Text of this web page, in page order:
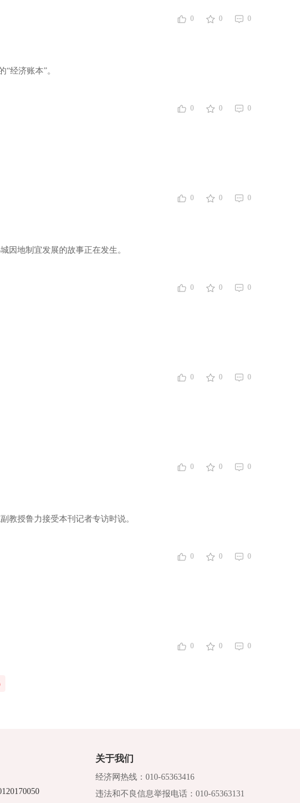
0 0 0
经济账本”。
0 0 0
0 0 0
因地制宜发展的故事正在发生。
0 0 0
0 0 0
0 0 0
教授鲁力接受本刊记者专访时说。
0 0 0
0 0 0
关于我们
经济网热线：010-65363416
违法和不良信息举报电话：010-65363131